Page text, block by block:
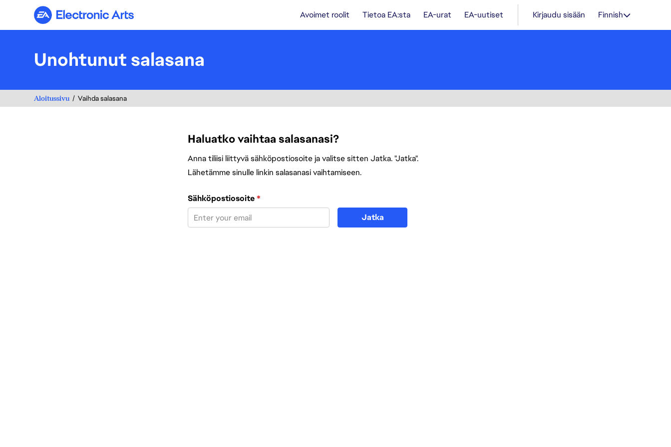
Electronic Arts Avoimet roolit Tietoa EA:sta EA-urat EA-uutiset Kirjaudu sisään Finnish
Unohtunut salasana
Aloitussivu Vaihda salasana
Haluatko vaihtaa salasanasi?
Anna tiliisi liittyvä sähköpostiosoite ja valitse sitten Jatka. "Jatka".
Lähetämme sinulle linkin salasanasi vaihtamiseen.
Vaihda salasana sähköpostiosoitteesi avulla
Sähköpostiosoite*
Jatka